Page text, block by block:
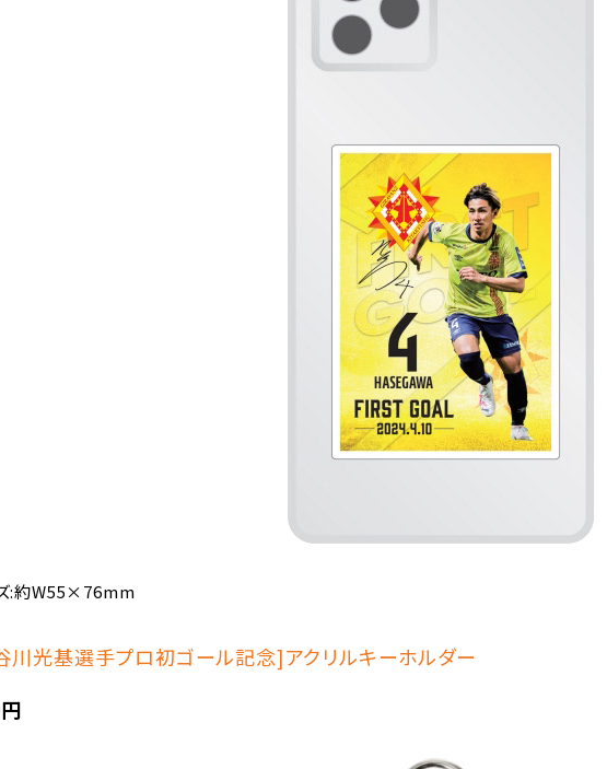
:約W55×76mm
川光基選手プロ初ゴール記念]アクリルキーホルダー